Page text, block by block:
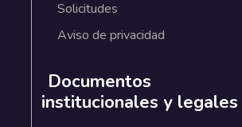
Solicitudes
Aviso de privacidad
Documentos
institucionales y legales